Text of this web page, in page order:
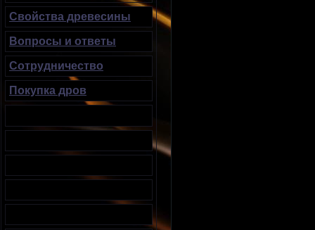
Свойства древесины
Вопросы и ответы
Сотрудничество
Покупка дров